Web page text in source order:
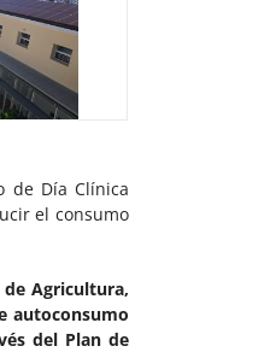
de Día Clínica
el consumo
de Agricultura,
autoconsumo
del Plan de